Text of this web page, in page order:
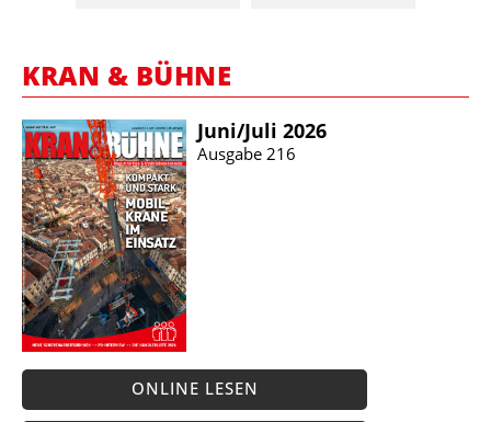
KRAN & BÜHNE
Juni/​Juli 2026
Ausgabe 216
ONLINE LESEN